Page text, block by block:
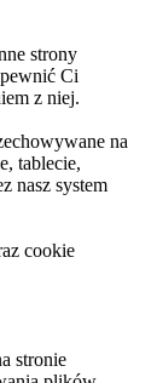
strony
Ci
z niej.
na
tablecie,
nasz system
cookie
stronie